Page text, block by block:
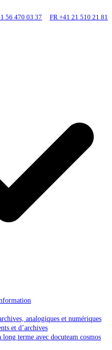
56 470 03 37 FR +41 21 510 21 81
analogiques et numériques
et d’archives
terme avec docuteam cosmos